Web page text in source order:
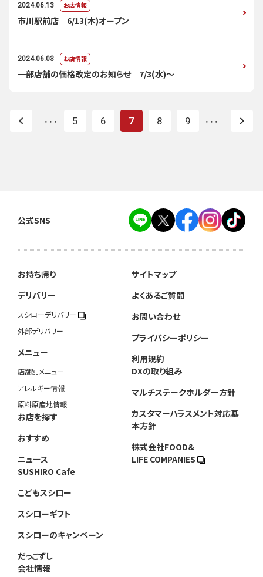
2024.06.13 お店情報
市川駅前店 6/13(木)オープン
2024.06.03 お店情報
一部店舗の価格改定のお知らせ 7/3(水)～
・・・ 5 6 7 8 9 ・・・
公式SNS
お持ち帰り
デリバリー
スシローデリバリー
外部デリバリー
メニュー
店舗別メニュー
アレルギー情報
原料原産地情報
お店を探す
おすすめ
ニュース
SUSHIRO Cafe
こどもスシロー
スシローギフト
スシローのキャンペーン
だっこずし
会社情報
サイトマップ
よくあるご質問
お問い合わせ
プライバシーポリシー
利用規約
DXの取り組み
マルチステークホルダー方針
カスタマーハラスメント対応基
本方針
株式会社FOOD＆
LIFE COMPANIES